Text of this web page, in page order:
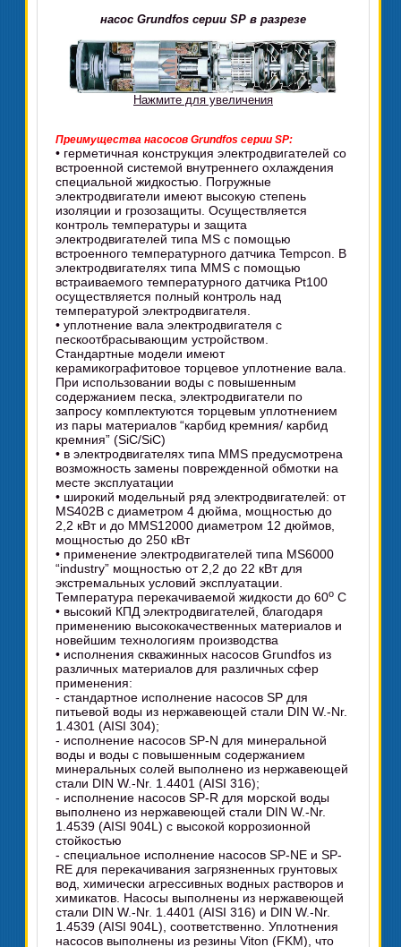
насос Grundfos серии SP в разрезе
Нажмите для увеличения
Преимущества насосов Grundfos серии SP:
• герметичная конструкция электродвигателей со
встроенной системой внутреннего охлаждения
специальной жидкостью. Погружные
электродвигатели имеют высокую степень
изоляции и грозозащиты. Осуществляется
контроль температуры и защита
электродвигателей типа MS с помощью
встроенного температурного датчика Tempcon. В
электродвигателях типа MMS с помощью
встраиваемого температурного датчика Pt100
осуществляется полный контроль над
температурой электродвигателя.
• уплотнение вала электродвигателя с
пескоотбрасывающим устройством.
Стандартные модели имеют
керамикографитовое торцевое уплотнение вала.
При использовании воды с повышенным
содержанием песка, электродвигатели по
запросу комплектуются торцевым уплотнением
из пары материалов “карбид кремния/ карбид
кремния” (SiC/SiC)
• в электродвигателях типа MMS предусмотрена
возможность замены поврежденной обмотки на
месте эксплуатации
• широкий модельный ряд электродвигателей: от
MS402B с диаметром 4 дюйма, мощностью до
2,2 кВт и до MMS12000 диаметром 12 дюймов,
мощностью до 250 кВт
• применение электродвигателей типа MS6000
“industry” мощностью от 2,2 до 22 кВт для
экстремальных условий эксплуатации.
Температура перекачиваемой жидкости до 60о С
• высокий КПД электродвигателей, благодаря
применению высококачественных материалов и
новейшим технологиям производства
• исполнения скважинных насосов Grundfos из
различных материалов для различных сфер
применения:
- стандартное исполнение насосов SP для
питьевой воды из нержавеющей стали DIN W.-Nr.
1.4301 (AISI 304);
- исполнение насосов SP-N для минеральной
воды и воды с повышенным содержанием
минеральных солей выполнено из нержавеющей
стали DIN W.-Nr. 1.4401 (AISI 316);
- исполнение насосов SP-R для морской воды
выполнено из нержавеющей стали DIN W.-Nr.
1.4539 (AISI 904L) с высокой коррозионной
стойкостью
- специальное исполнение насосов SP-NE и SP-
RE для перекачивания загрязненных грунтовых
вод, химически агрессивных водных растворов и
химикатов. Насосы выполнены из нержавеющей
стали DIN W.-Nr. 1.4401 (AISI 316) и DIN W.-Nr.
1.4539 (AISI 904L), соответственно. Уплотнения
насосов выполнены из резины Viton (FKM), что